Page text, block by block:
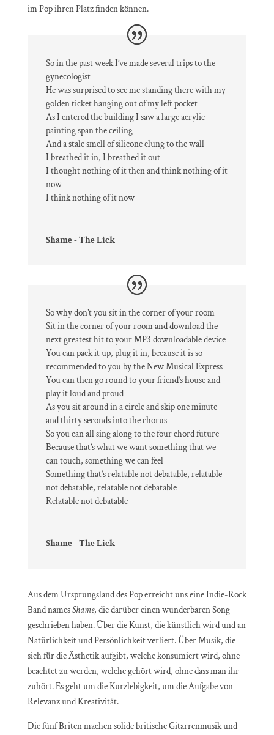
im Pop ihren Platz finden können.
So in the past week I’ve made several trips to the
gynecologist
He was surprised to see me standing there with my
golden ticket hanging out of my left pocket
As I entered the building I saw a large acrylic
painting span the ceiling
And a stale smell of silicone clung to the wall
I breathed it in, I breathed it out
I thought nothing of it then and think nothing of it
now
I think nothing of it now
Shame - The Lick
So why don’t you sit in the corner of your room
Sit in the corner of your room and download the
next greatest hit to your MP3 downloadable device
You can pack it up, plug it in, because it is so
recommended to you by the New Musical Express
You can then go round to your friend’s house and
play it loud and proud
As you sit around in a circle and skip one minute
and thirty seconds into the chorus
So you can all sing along to the four chord future
Because that’s what we want something that we
can touch, something we can feel
Something that’s relatable not debatable, relatable
not debatable, relatable not debatable
Relatable not debatable
Shame - The Lick
Aus dem Ursprungsland des Pop erreicht uns eine Indie-Rock
Band namesShame, die darüber einen wunderbaren Song
geschrieben haben. Über die Kunst, die künstlich wird und an
Natürlichkeit und Persönlichkeit verliert. Über Musik, die
sich für die Ästhetik aufgibt, welche konsumiert wird, ohne
beachtet zu werden, welche gehört wird, ohne dass man ihr
zuhört. Es geht um die Kurzlebigkeit, um die Aufgabe von
Relevanz und Kreativität.
Die fünf Briten machen solide britische Gitarrenmusik und